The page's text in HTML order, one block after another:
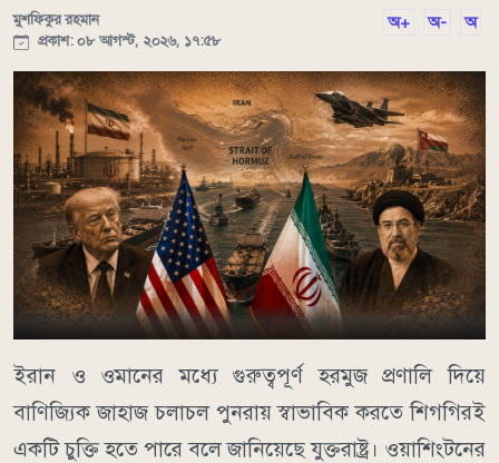
মুশফিকুর রহমান
প্রকাশ: ০৮ আগস্ট, ২০২৬, ১৭:৫৮
অ+ অ- অ
ইরান ও ওমানের মধ্যে গুরুত্বপূর্ণ হরমুজ প্রণালি দিয়ে
বাণিজ্যিক জাহাজ চলাচল পুনরায় স্বাভাবিক করতে শিগগিরই
একটি চুক্তি হতে পারে বলে জানিয়েছে যুক্তরাষ্ট্র। ওয়াশিংটনের